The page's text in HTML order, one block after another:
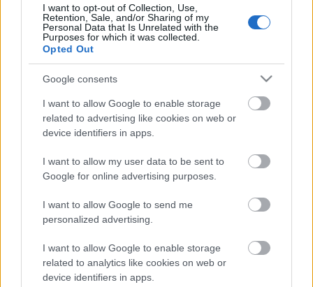
I want to opt-out of Collection, Use,
Retention, Sale, and/or Sharing of my
Personal Data that Is Unrelated with the
Purposes for which it was collected.
Opted Out
Google consents
I want to allow Google to enable storage
related to advertising like cookies on web or
device identifiers in apps.
I want to allow my user data to be sent to
Google for online advertising purposes.
I want to allow Google to send me
personalized advertising.
I want to allow Google to enable storage
related to analytics like cookies on web or
device identifiers in apps.
nevében jól csengő trióból) 2012-ben talált
egymásra újra és ekkor jelentették be, hogy Mutya
Keisha Siobhan néven térnek vissza. Az első dalt
(Flatline címmel) a bejelentés után egy…
Nulla vonalról indítja visszatérését a
három egykori Sugababe
Frontrecorder• 2013. július 05.
Közel két évvel azután, hogy újra egymásra találtak,
megalakulásukat követően a Sugababes brit girl
group eredeti tagjai, Mutya Buena, Keisha Buchanan
első teljes értékű…